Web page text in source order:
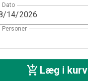
Dato
Personer
Læg i kurv